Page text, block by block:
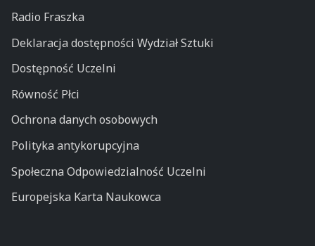
Radio Fraszka
Deklaracja dostępności Wydział Sztuki
Dostępność Uczelni
Równość Płci
Ochrona danych osobowych
Polityka antykorupcyjna
Społeczna Odpowiedzialność Uczelni
Europejska Karta Naukowca